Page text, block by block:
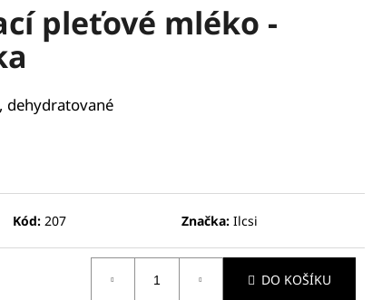
pleťové mléko -
dehydratované
Kód: 207 Značka:Ilcsi
DO KOŠÍKU